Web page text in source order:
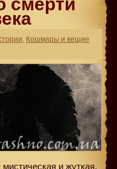
, Кошмары и вещие
и жуткая,